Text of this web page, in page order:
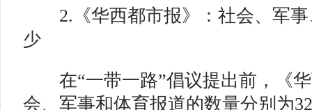
2.《华西都市报》：社会、军事
少
在“一带一路”倡议提出前，《华
会、军事和体育报道的数量分别为